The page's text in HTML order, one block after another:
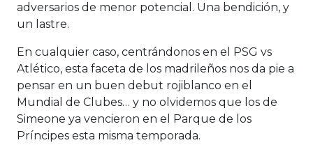
adversarios de menor potencial. Una bendición, y
un lastre.
En cualquier caso, centrándonos en el PSG vs
Atlético, esta faceta de los madrileños nos da pie a
pensar en un buen debut rojiblanco en el
Mundial de Clubes… y no olvidemos que los de
Simeone ya vencieron en el Parque de los
Príncipes esta misma temporada.